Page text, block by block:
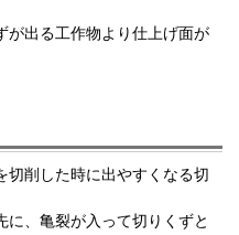
が出る工作物より仕上げ面が
切削した時に出やすくなる切
に、亀裂が入って切りくずと